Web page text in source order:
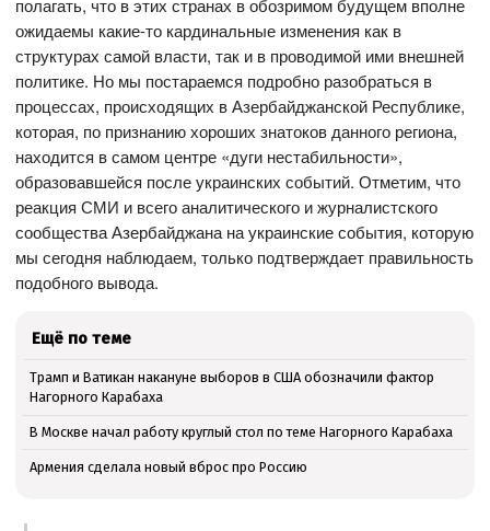
полагать, что в этих странах в обозримом будущем вполне
ожидаемы какие-то кардинальные изменения как в
структурах самой власти, так и в проводимой ими внешней
политике. Но мы постараемся подробно разобраться в
процессах, происходящих в Азербайджанской Республике,
которая, по признанию хороших знатоков данного региона,
находится в самом центре «дуги нестабильности»,
образовавшейся после украинских событий. Отметим, что
реакция СМИ и всего аналитического и журналистского
сообщества Азербайджана на украинские события, которую
мы сегодня наблюдаем, только подтверждает правильность
подобного вывода.
Ещё по теме
Трамп и Ватикан накануне выборов в США обозначили фактор
Нагорного Карабаха
В Москве начал работу круглый стол по теме Нагорного Карабаха
Армения сделала новый вброс про Россию